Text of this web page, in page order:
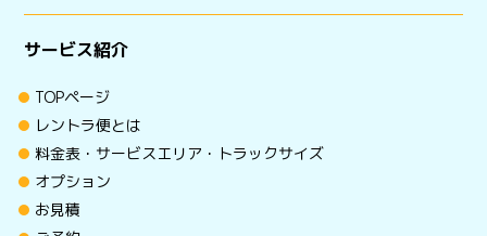
サービス紹介
TOPページ
レントラ便とは
料金表・サービスエリア・トラックサイズ
オプション
お見積